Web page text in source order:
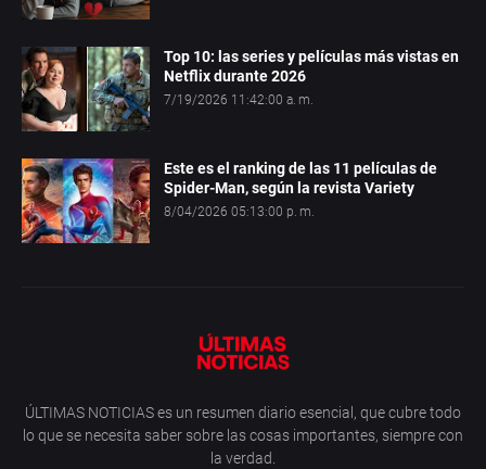
Top 10: las series y películas más vistas en
Netflix durante 2026
7/19/2026 11:42:00 a. m.
Este es el ranking de las 11 películas de
Spider-Man, según la revista Variety
8/04/2026 05:13:00 p. m.
ÚLTIMAS NOTICIAS es un resumen diario esencial, que cubre todo
lo que se necesita saber sobre las cosas importantes, siempre con
la verdad.